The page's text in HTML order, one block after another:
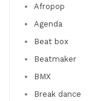
Afropop
Agenda
Beat box
Beatmaker
BMX
Break dance